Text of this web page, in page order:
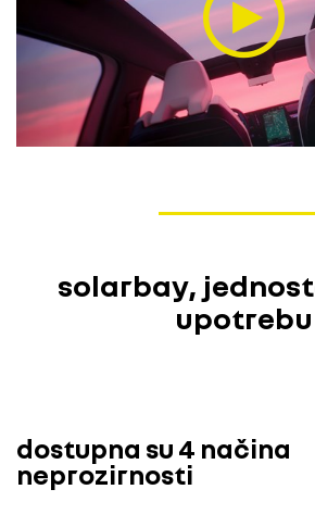
solarbay,
upotrebu
dostupna su 4 načina
neprozirnosti